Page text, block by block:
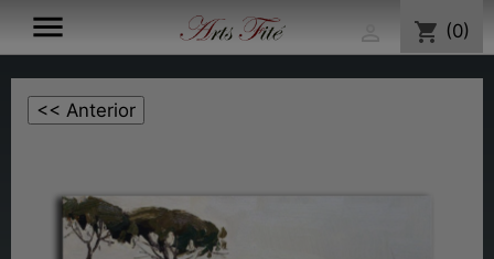
 shopping_cart (0)